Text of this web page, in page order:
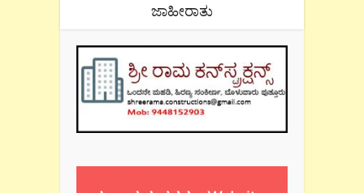
ಜಾಹೀರಾತು